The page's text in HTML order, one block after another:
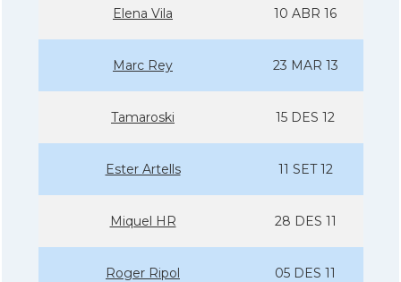
Elena Vila 10 ABR 16
Marc Rey 23 MAR 13
Tamaroski 15 DES 12
Ester Artells 11 SET 12
Miquel HR 28 DES 11
Roger Ripol 05 DES 11